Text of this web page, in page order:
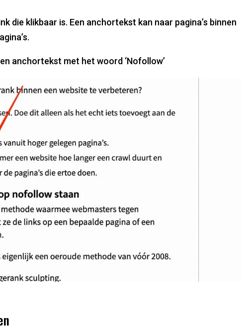
die klikbaar is. Een anchortekst kan naar pagina’s binnen
anchortekst met het woord ‘Nofollow’